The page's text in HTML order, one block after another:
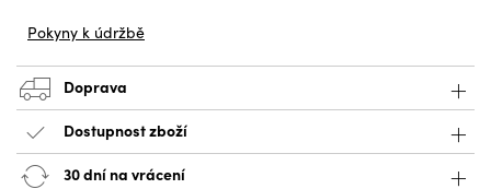
Pokyny k údržbě
Doprava
Dostupnost zboží
30 dní na vrácení